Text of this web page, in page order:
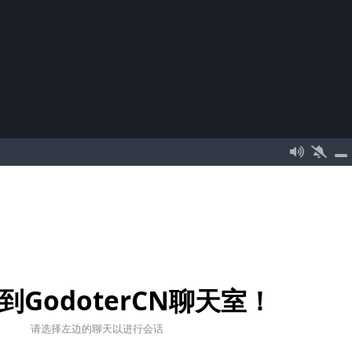
GodoterCN聊天室！
请选择左边的聊天以进行会话